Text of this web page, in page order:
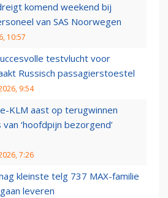
komend weekend bij
van SAS Noorwegen
10:57
testvlucht voor
Russisch passagierstoestel
9:54
KLM aast op terugwinnen
‘hoofdpijn bezorgend’
7:26
kleinste telg 737 MAX-familie
leveren